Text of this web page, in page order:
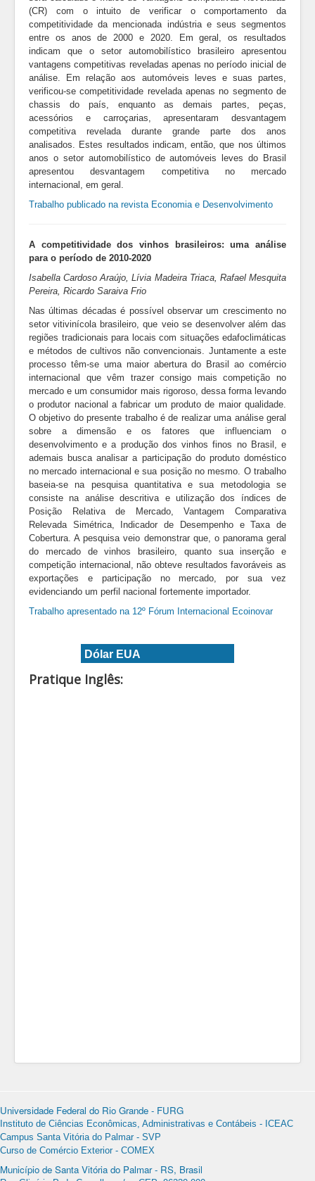
(CR) com o intuito de verificar o comportamento da
competitividade da mencionada indústria e seus segmentos
entre os anos de 2000 e 2020. Em geral, os resultados
indicam que o setor automobilístico brasileiro apresentou
vantagens competitivas reveladas apenas no período inicial de
análise. Em relação aos automóveis leves e suas partes,
verificou-se competitividade revelada apenas no segmento de
chassis do país, enquanto as demais partes, peças,
acessórios e carroçarias, apresentaram desvantagem
competitiva revelada durante grande parte dos anos
analisados. Estes resultados indicam, então, que nos últimos
anos o setor automobilístico de automóveis leves do Brasil
apresentou desvantagem competitiva no mercado
internacional, em geral.
Trabalho publicado na revista Economia e Desenvolvimento
A competitividade dos vinhos brasileiros: uma análise
para o período de 2010-2020
Isabella Cardoso Araújo, Lívia Madeira Triaca, Rafael Mesquita
Pereira, Ricardo Saraiva Frio
Nas últimas décadas é possível observar um crescimento no
setor vitivinícola brasileiro, que veio se desenvolver além das
regiões tradicionais para locais com situações edafoclimáticas
e métodos de cultivos não convencionais. Juntamente a este
processo têm-se uma maior abertura do Brasil ao comércio
internacional que vêm trazer consigo mais competição no
mercado e um consumidor mais rigoroso, dessa forma levando
o produtor nacional a fabricar um produto de maior qualidade.
O objetivo do presente trabalho é de realizar uma análise geral
sobre a dimensão e os fatores que influenciam o
desenvolvimento e a produção dos vinhos finos no Brasil, e
ademais busca analisar a participação do produto doméstico
no mercado internacional e sua posição no mesmo. O trabalho
baseia-se na pesquisa quantitativa e sua metodologia se
consiste na análise descritiva e utilização dos índices de
Posição Relativa de Mercado, Vantagem Comparativa
Relevada Simétrica, Indicador de Desempenho e Taxa de
Cobertura. A pesquisa veio demonstrar que, o panorama geral
do mercado de vinhos brasileiro, quanto sua inserção e
competição internacional, não obteve resultados favoráveis as
exportações e participação no mercado, por sua vez
evidenciando um perfil nacional fortemente importador.
Trabalho apresentado na 12º Fórum Internacional Ecoinovar
Dólar EUA
Pratique Inglês:
Universidade Federal do Rio Grande - FURG
Instituto de Ciências Econômicas, Administrativas e Contábeis - ICEAC
Campus Santa Vitória do Palmar - SVP
Curso de Comércio Exterior - COMEX
Município de Santa Vitória do Palmar - RS, Brasil